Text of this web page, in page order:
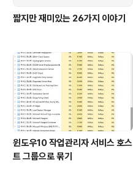
짧지만 재미있는 26가지 이야기
윈도우10 작업관리자 서비스 호스
트 그룹으로 묶기